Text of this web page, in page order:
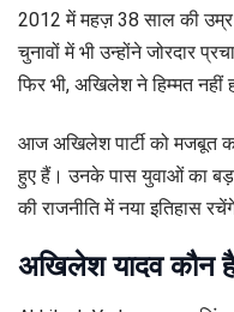
2012 में महज़ 38 साल की
चुनावों में भी उन्होंने जोरदार
फिर भी, अखिलेश ने हिम्मत नहीं
आज अखिलेश पार्टी को मजबूत
हुए हैं। उनके पास युवाओं का
की राजनीति में नया इतिहास
अखिलेश यादवकौन